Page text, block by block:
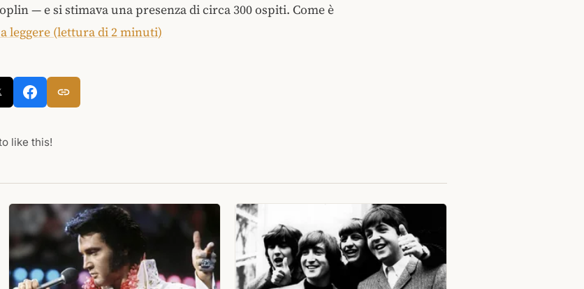
— e si stimava una presenza di circa 300 ospiti. Come è
leggere (lettura di 2 minuti)
like this!